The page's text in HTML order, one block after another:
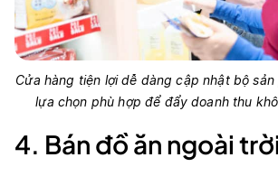
Cửa hàng tiện lợi dễ dàng cập nhật bộ sản
lựa chọn phù hợp để đẩy doanh thu
4. Bán đồ ăn ngoài trời